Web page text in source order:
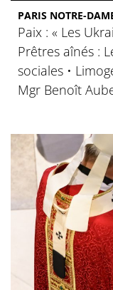
PARIS NOTRE-
Paix : « Les
Prêtres aînés :
sociales •
Mgr Benoît